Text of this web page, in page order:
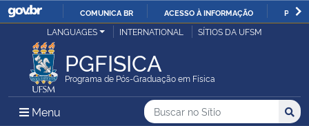
IR
O
COMUNICA BR ACESSO À INFORMAÇÃO
Ministério da Justiça e Segurança Pública
Ministério da Defesa
LANGUAGES INTERNATIONAL SÍTIOS DA UFSM
PGFISICA
Programa de Pós-Graduação em Física
Menu Menu Principal do Sítio
Busca
Buscar no no Sítio
Busca: